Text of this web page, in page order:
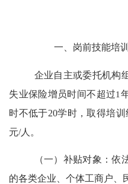
一、岗前技能培训
企业自主或委托机构
失业保险增员时间不超过1
时不低于20学时，取得培训
元/人。
（一） 补贴对象 ：依
的各类企业、个体工商户、